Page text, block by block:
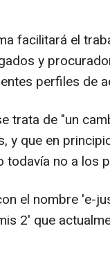
facilitará el
y
perfiles de
trata de "un
y que en
no a los
el nombre 'e-
2' que